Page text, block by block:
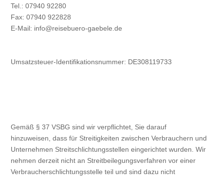
Tel.: 07940 92280
Fax: 07940 922828
E-Mail: info@reisebuero-gaebele.de
Umsatzsteuer-Identifikationsnummer: DE308119733
Gemäß § 37 VSBG sind wir verpflichtet, Sie darauf
hinzuweisen, dass für Streitigkeiten zwischen Verbrauchern und
Unternehmen Streitschlichtungsstellen eingerichtet wurden. Wir
nehmen derzeit nicht an Streitbeilegungsverfahren vor einer
Verbraucherschlichtungsstelle teil und sind dazu nicht